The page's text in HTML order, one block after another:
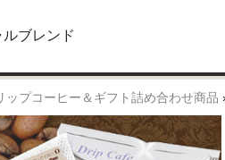
ルブレンド
ップコーヒー＆ギフト詰め合わせ商品